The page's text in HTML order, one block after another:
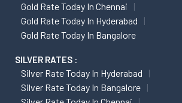
Gold Rate Today In Chennai
Gold Rate Today In Hyderabad
Gold Rate Today In Bangalore
SILVER RATES :
Silver Rate Today In Hyderabad
Silver Rate Today In Bangalore